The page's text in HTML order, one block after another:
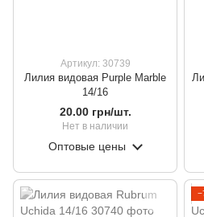
Артикул: 30739
Лилия видовая Purple Marble
14/16
20.00 грн/шт.
Нет в наличии
Оптовые цены